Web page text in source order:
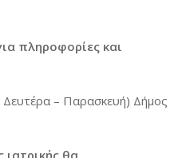
πληροφορίες και
– Παρασκευή) Δήμος
θα